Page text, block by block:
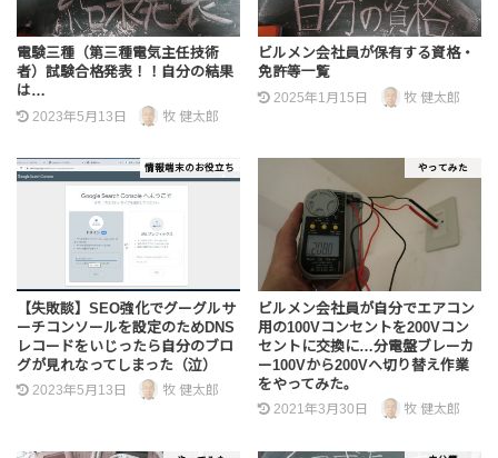
電験三種（第三種電気主任技術
者）試験合格発表！！自分の結果
は…
2023年5月13日 牧 健太郎
ビルメン会社員が保有する資格・
免許等一覧
2025年1月15日 牧 健太郎
情報端末のお役立ち
【失敗談】SEO強化でグーグルサ
ーチコンソールを設定のためDNS
レコードをいじったら自分のブロ
グが見れなってしまった（泣）
2023年5月13日 牧 健太郎
やってみた
ビルメン会社員が自分でエアコン
用の100Vコンセントを200Vコン
セントに交換に…分電盤ブレーカ
ー100Vから200Vへ切り替え作業
をやってみた。
2021年3月30日 牧 健太郎